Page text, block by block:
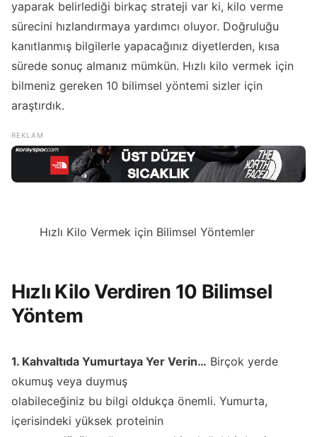
yaparak belirlediği birkaç strateji var ki, kilo verme
sürecini hızlandırmaya yardımcı oluyor. Doğruluğu
kanıtlanmış bilgilerle yapacağınız diyetlerden, kısa
sürede sonuç almanız mümkün. Hızlı kilo vermek için
bilmeniz gereken 10 bilimsel yöntemi sizler için
araştırdık.
Hızlı Kilo Vermek için Bilimsel Yöntemler
Hızlı Kilo Verdiren 10 Bilimsel
Yöntem
1. Kahvaltıda Yumurtaya Yer Verin… Birçok yerde
okumuş veya duymuş
olabileceğiniz bu bilgi oldukça önemli. Yumurta,
içerisindeki yüksek proteinin